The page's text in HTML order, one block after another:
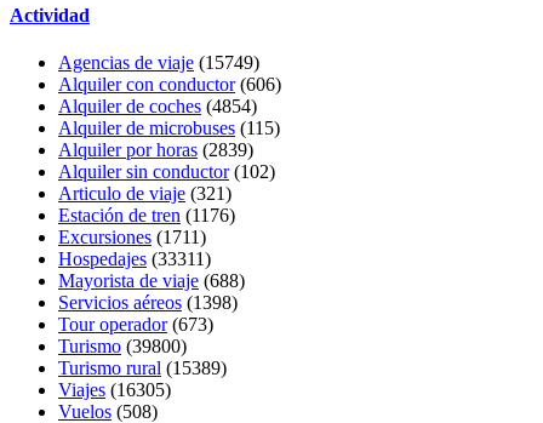
Actividad
Agencias de viaje (15749)
Alquiler con conductor(606)
Alquiler de coches (4854)
Alquiler de microbuses (115)
Alquiler por horas (2839)
Alquiler sin conductor(102)
Articulo de viaje (321)
Estación de tren (1176)
Excursiones (1711)
Hospedajes (33311)
Mayorista de viaje (688)
Servicios aéreos (1398)
Tour operador(673)
Turismo (39800)
Turismo rural (15389)
Viajes (16305)
Vuelos (508)